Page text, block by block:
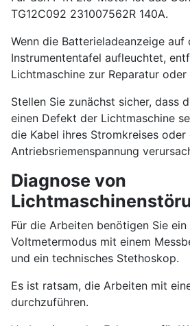
TG12C092 231007562R 140A.
Wenn die Batterieladeanzeige auf
Instrumententafel aufleuchtet,
Lichtmaschine zur Reparatur oder
Stellen Sie zunächst sicher, dass
einen Defekt der Lichtmaschine
die Kabel ihres Stromkreises
Antriebsriemenspannung
Diagnose von
Für die Arbeiten benötigen Sie
Voltmetermodus mit einem
und ein technisches Stethoskop.
Es ist ratsam, die Arbeiten mit
durchzuführen.